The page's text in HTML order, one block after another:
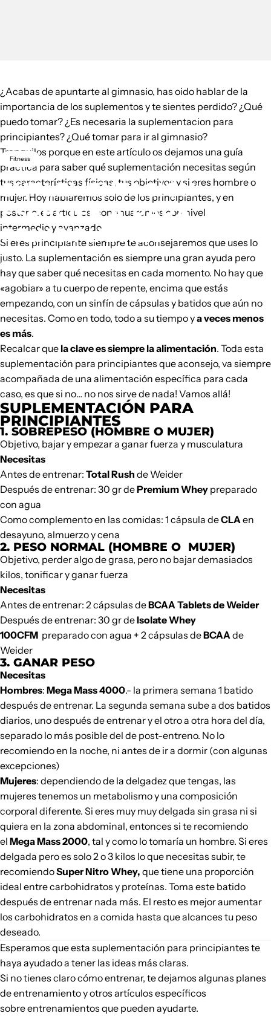
Fitness
SUPLEMENTACIÓN
ESPECÍFICA PARA
PRINCIPIANTES
3 de octubre de 2018 por Unknown Author
¿Acabas de apuntarte al gimnasio, has oido hablar de la
importancia de los suplementos y te sientes perdido? ¿Qué
puedo tomar? ¿Es necesaria la suplementacion para
principiantes? ¿Qué tomar para ir al gimnasio?
Tranquilos porque en este artículo os dejamos una guía
práctica para saber quésuplementación necesitas según
tus características físicas, tus objetivos y si eres hombre o
mujer. Hoy hablaremos sólo de los principiantes, y en
posteriores artículos, continuaremos con nivel
intermedioy avanzado.
Si eres principiante siempre te aconsejaremos que uses lo
justo. La suplementación es siempre una gran ayuda pero
hay que saber qué necesitas en cada momento. No hay que
«agobiar» a tu cuerpo de repente, encima que estás
empezando, con un sinfín de cápsulas y batidos que aún no
necesitas. Como en todo, todo a su tiempo ya veces menos
es más.
Recalcar que la clave es siempre la alimentación. Toda esta
suplementación para principiantes que aconsejo, va siempre
acompañada de una alimentación específica para cada
caso, es que si no… no nos sirve de nada! Vamos allá!
SUPLEMENTACIÓN PARA
PRINCIPIANTES
1. SOBREPESO (HOMBRE O MUJER)
Objetivo, bajar y empezar a ganar fuerza y musculatura
Necesitas
Antes de entrenar: Total Rush de Weider
Después de entrenar: 30 gr dePremium Whey preparado
con agua
Como complemento en las comidas: 1 cápsula deCLAen
desayuno, almuerzo y cena
2. PESO NORMAL (HOMBRE O MUJER)
Objetivo, perder algo de grasa, pero no bajar demasiados
kilos, tonificar y ganar fuerza
Necesitas
Antes de entrenar: 2 cápsulas deBCAA Tabletsde Weider
Después de entrenar: 30 gr deIsolate Whey
100CFM preparado con agua + 2 cápsulas deBCAAde
Weider
3. GANAR PESO
Necesitas
Hombres: Mega Mass 4000.- la primera semana 1 batido
después de entrenar. La segunda semana sube a dos batidos
diarios, uno después de entrenar y el otro a otra hora del día,
separado lo más posible del de post-entreno. No lo
recomiendo en la noche, ni antes de ir a dormir (con algunas
excepciones)
Mujeres: dependiendo de la delgadez que tengas, las
mujeres tenemos un metabolismo y una composición
corporal diferente. Si eres muy muy delgada sin grasa ni si
quiera en la zona abdominal, entonces si te recomiendo
el Mega Mass 2000, tal y como lo tomaría un hombre. Si eres
delgada pero es solo 2 o 3 kilos lo que necesitas subir, te
recomiendoSuper Nitro Whey, que tiene una proporción
ideal entre carbohidratos y proteínas. Toma este batido
después de entrenar nada más. El resto es mejor aumentar
los carbohidratos en a comida hasta que alcances tu peso
deseado.
Esperamos que esta suplementación para principiantes te
haya ayudado a tener las ideas más claras.
Si no tienes claro cómo entrenar, te dejamos algunas planes
de entrenamientoy otros artículos específicos
sobre entrenamientos que pueden ayudarte.